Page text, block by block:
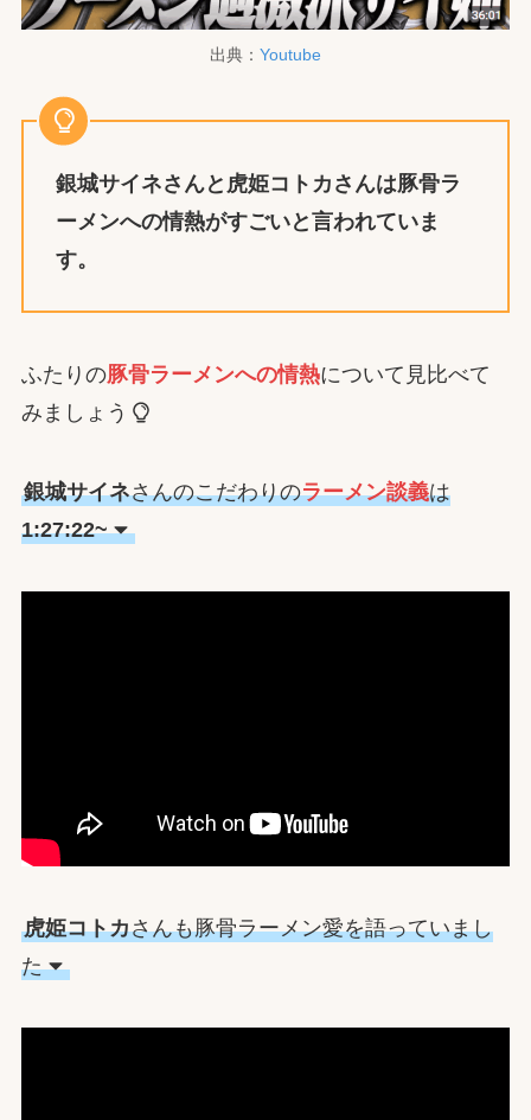
出典： Youtube
銀城サイネさんと虎姫コトカさんは豚骨ラ
ーメンへの情熱がすごいと言われていま
す。
ふたりの豚骨ラーメンへの情熱について見比べて
みましょう
銀城サイネさんのこだわりのラーメン談義は
1:27:22~
虎姫コトカさんも豚骨ラーメン愛を語っていまし
た